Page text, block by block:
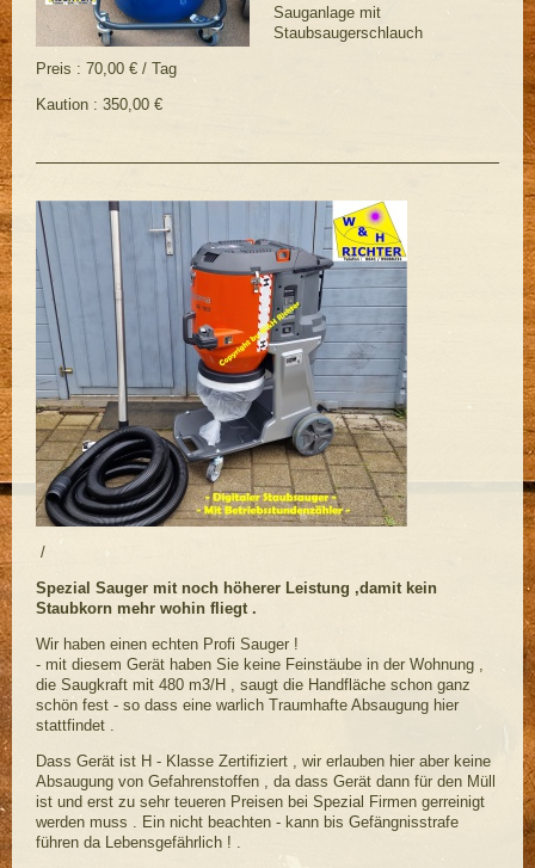
Sauganlage mit
Staubsaugerschlauch
Preis : 70,00 € / Tag
Kaution : 350,00 €
/
Spezial Sauger mit noch höherer Leistung ,damit kein
Staubkorn mehr wohin fliegt .
Wir haben einen echten Profi Sauger !
- mit diesem Gerät haben Sie keine Feinstäube in der Wohnung ,
die Saugkraft mit 480 m3/H , saugt die Handfläche schon ganz
schön fest - so dass eine warlich Traumhafte Absaugung hier
stattfindet .
Dass Gerät ist H - Klasse Zertifiziert , wir erlauben hier aber keine
Absaugung von Gefahrenstoffen , da dass Gerät dann für den Müll
ist und erst zu sehr teueren Preisen bei Spezial Firmen gerreinigt
werden muss . Ein nicht beachten - kann bis Gefängnisstrafe
führen da Lebensgefährlich ! .